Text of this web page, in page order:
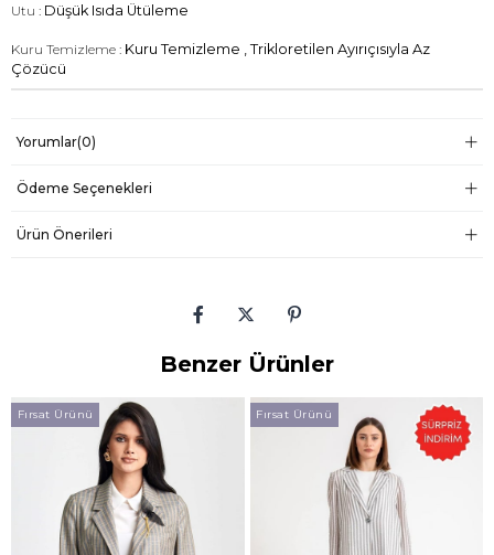
Utu : Düşük Isıda Ütüleme
Kuru Temizleme : Kuru Temizleme , Trikloretilen Ayırıçısıyla Az
Çözücü
Yorumlar(0)
Ödeme Seçenekleri
Ürün Önerileri
Benzer Ürünler
Fırsat Ürünü Fırsat Ürünü